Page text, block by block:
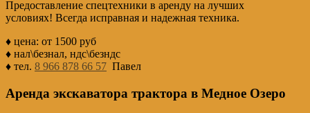
Предоставление спецтехники в аренду на лучших
условиях! Всегда исправная и надежная техника.
♦ цена: от 1500 руб
♦ нал\безнал, ндс\безндс
♦ тел. 8 966 878 66 57 Павел
Аренда экскаватора трактора в Медное Озеро